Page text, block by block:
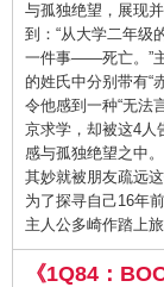
与孤独绝望，展现
到：“从大学二年级
一件事——死亡。”
的姓氏中分别带有“
令他感到一种“无法
京求学，却被这4人
感与孤独绝望之中
其妙就被朋友疏远
为了探寻自己16年
主人公多崎作踏上
《1Q84：